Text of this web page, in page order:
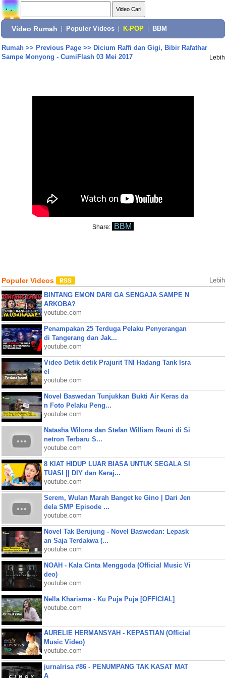
Video Rumah Populer Videos K-POP BBM
Rumah>> Previous Page>> Dicium Raffi dan Gigi, Bibir Rafathar
Sampe Monyong - CumiFlash 03 Mei 2017
Lebih
Share: BBM
Populer Videos Lebih
BINTANG EMON DARI GA SENGAJA SAMPE N
ARKOBA?
youtube.com
Penampakan 25 Terduga Pelaku Penyerangan
di Tangerang dan Jak...
youtube.com
Video Detik detik Prajurit TNI Hadang Tank Isra
el
youtube.com
Novel Baswedan Tunjukkan Bukti Air Keras da
n Foto Pelaku Peng...
youtube.com
Natasha Wilona dan Stefan William Reuni di Si
netron Terbaru S...
youtube.com
8 KIAT HIDUP LUAR BIASA UNTUK SEGALA SI
TUASI || DIY dan Keraj...
youtube.com
Serem, Wulan Marah Banget ke Gino | Dari Jen
dela SMP Episode ...
youtube.com
Novel Tak Berujung - Novel Baswedan: Lepask
an Saja Terdakwa (...
youtube.com
NOAH - Kala Cinta Menggoda (Official Music Vi
deo)
youtube.com
Nella Kharisma - Ku Puja Puja [OFFICIAL]
youtube.com
AURELIE HERMANSYAH - KEPASTIAN (Official
Music Video)
youtube.com
jurnalrisa #86 - PENUMPANG TAK KASAT MAT
A